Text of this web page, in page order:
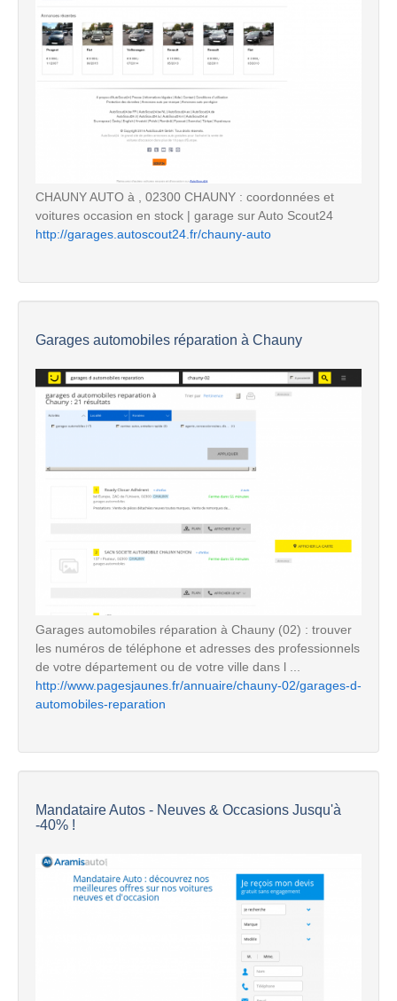
CHAUNY AUTO à , 02300 CHAUNY : coordonnées et
voitures occasion en stock | garage sur Auto Scout24
http://garages.autoscout24.fr/chauny-auto
Garages automobiles réparation à Chauny
Garages automobiles réparation à Chauny (02) : trouver
les numéros de téléphone et adresses des professionnels
de votre département ou de votre ville dans l ...
http://www.pagesjaunes.fr/annuaire/chauny-02/garages-d-
automobiles-reparation
Mandataire Autos - Neuves & Occasions Jusqu'à
-40% !